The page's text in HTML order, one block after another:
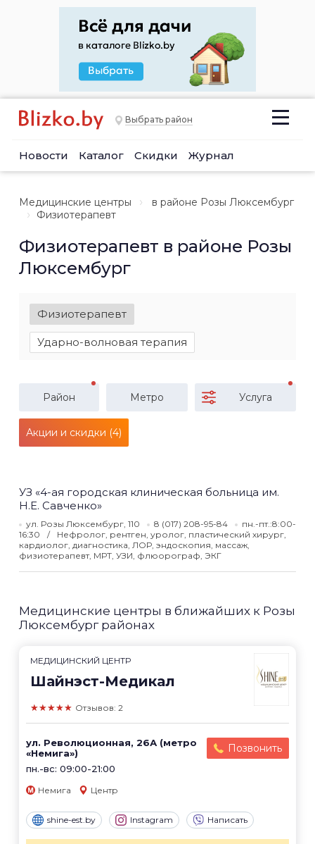
Выбрать район
Новости Каталог Скидки Журнал
Медицинские центры
в районе Розы Люксембург
Физиотерапевт
Физиотерапевт в районе Розы
Люксембург
Физиотерапевт
Ударно-волновая терапия
Район Метро Услуга
Акции и скидки (4)
УЗ «4-ая городская клиническая больница им.
Н.Е. Савченко»
ул. Розы Люксембург, 110 8 (017) 208-95-84
пн.-пт.:8:00-
16:30
Нефролог, рентген, уролог, пластический хирург,
кардиолог, диагностика, ЛОР, эндоскопия, массаж,
физиотерапевт, МРТ, УЗИ, флюорограф, ЭКГ
Медицинские центры в ближайших к Розы
Люксембург районах
МЕДИЦИНСКИЙ ЦЕНТР
Шайнэст-Медикал
★★★★★ Отзывов: 2
ул. Революционная, 26А (метро
«Немига»)
пн.-вс: 09:00-21:00
Позвонить
Немига Центр
shine-est.by Instagram Написать